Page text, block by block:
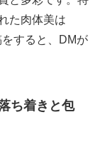
た肉体美は
すると、DMが
ち着きと包